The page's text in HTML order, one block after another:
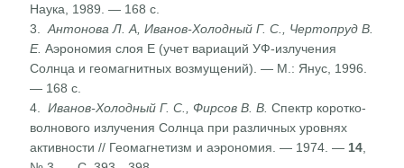
Наука, 1989. — 168 с.
3.Антонова Л. А, Иванов-Холодный Г. С., Чертопруд В.
Е.Аэрономия слоя E (учет вариаций УФ-излучения
Солнца и геомагнитных возмущений). — М.: Янус, 1996.
— 168 с.
4.Иванов-Холодный Г. С., Фирсов В. В.Спектр коротко­
волнового излучения Солнца при различных уровнях
активности // Геомагнетизм и аэрономия. — 1974. — 14